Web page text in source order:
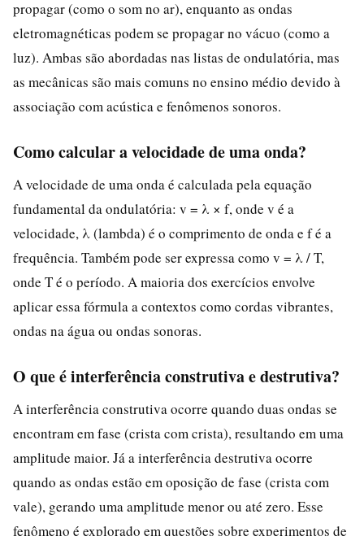
propagar (como o som no ar), enquanto as ondas
eletromagnéticas podem se propagar no vácuo (como a
luz). Ambas são abordadas nas listas de ondulatória, mas
as mecânicas são mais comuns no ensino médio devido à
associação com acústica e fenômenos sonoros.
Como calcular a velocidade de uma onda?
A velocidade de uma onda é calculada pela equação
fundamental da ondulatória: v = λ × f, onde v é a
velocidade, λ (lambda) é o comprimento de onda e f é a
frequência. Também pode ser expressa como v = λ / T,
onde T é o período. A maioria dos exercícios envolve
aplicar essa fórmula a contextos como cordas vibrantes,
ondas na água ou ondas sonoras.
O que é interferência construtiva e destrutiva?
A interferência construtiva ocorre quando duas ondas se
encontram em fase (crista com crista), resultando em uma
amplitude maior. Já a interferência destrutiva ocorre
quando as ondas estão em oposição de fase (crista com
vale), gerando uma amplitude menor ou até zero. Esse
fenômeno é explorado em questões sobre experimentos de